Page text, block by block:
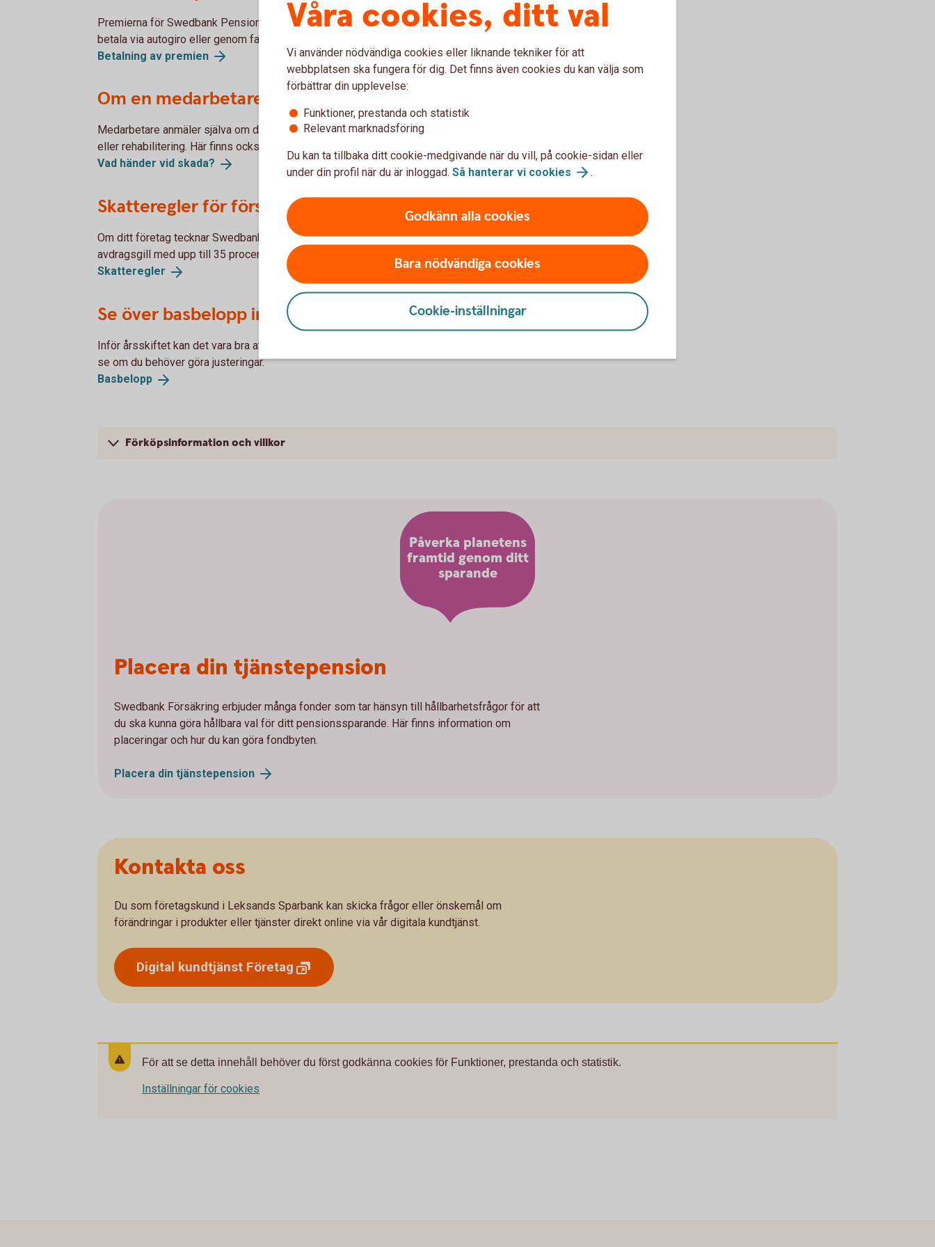
Premierna för Swedbank Pensionsplan ska betalas månadsvis. Ditt företag kan antingen
betala via autogiro eller genom fakturering.
Betalning av premien
Om en medarbetare råkat ut för skada
Medarbetare anmäler själva om de blir sjuka, råkar ut för en olycka, behöver samtalsstöd
eller rehabilitering. Här finns också information om vad som händer vid dödsfall.
Vad händer vid skada?
Skatteregler för försäkringarna i Swedbank pensionsplan
Om ditt företag tecknar Swedbank Pensionsplan till förmån för en anställd är premien
avdragsgill med upp till 35 procent av den anställdes lön, dock max tio prisbasbelopp.
Skatteregler
Se över basbelopp inför årsskiftet
Inför årsskiftet kan det vara bra att se över kommande förändringar i basbelopp för att
se om du behöver göra justeringar.
Basbelopp
Förköpsinformation och villkor
Placera din tjänstepension
Swedbank Försäkring erbjuder många fonder som tar hänsyn till hållbarhetsfrågor för att
du ska kunna göra hållbara val för ditt pensionssparande. Här finns information om
placeringar och hur du kan göra fondbyten.
Placera din tjänstepension
Påverka planetens
framtid genom ditt
sparande
Kontakta oss
Du som företagskund i Leksands Sparbank kan skicka frågor eller önskemål om
förändringar i produkter eller tjänster direkt online via vår digitala kundtjänst.
Digital kundtjänst Företag
För att se detta innehåll behöver du först godkänna cookies för Funktioner, prestanda och statistik.
Inställningar för cookies
Våra cookies, ditt val
Vi använder nödvändiga cookies eller liknande tekniker för att
webbplatsen ska fungera för dig. Det finns även cookies du kan välja som
förbättrar din upplevelse:
Funktioner, prestanda och statistik
Relevant marknadsföring
Du kan ta tillbaka ditt cookie-medgivande när du vill, på cookie-sidan eller
under din profil när du är inloggad. Så hanterar vi cookies .
Godkänn alla cookies
Bara nödvändiga cookies
Cookie-inställningar